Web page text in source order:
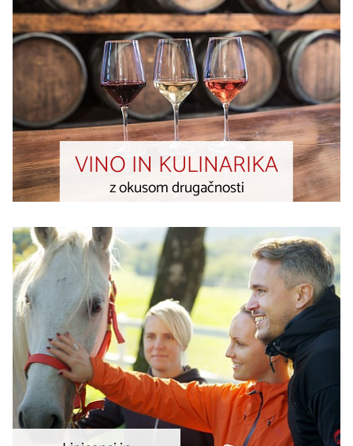
VINO IN KULINARIKA
z okusom drugačnosti